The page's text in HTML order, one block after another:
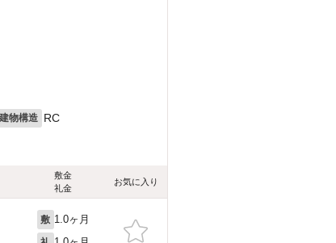
建物構造 RC
敷金
礼金
お気に入り
敷 1.0ヶ月